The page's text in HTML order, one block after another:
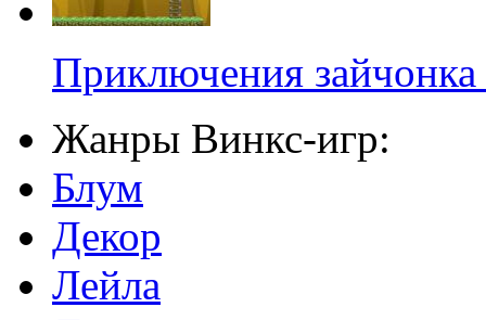
Приключения
Жанры Винкс-игр:
Блум
Декор
Лейла